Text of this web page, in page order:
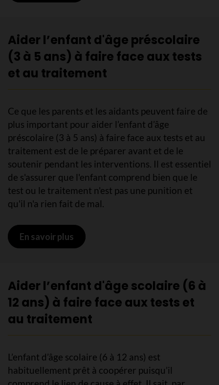
Aider l’enfant d'âge préscolaire
(3 à 5 ans) à faire face aux tests
et au traitement
Ce que les parents et les aidants peuvent faire de
plus important pour aider l’enfant d’âge
préscolaire (3 à 5 ans) à faire face aux tests et au
traitement est de le préparer avant et de le
soutenir pendant les interventions. Il est essentiel
de s'assurer que l'enfant comprend bien que le
test ou le traitement n'est pas une punition et
qu'il n'a rien fait de mal.
En savoir plus sur Aider l’enfant d'âge
Aider l’enfant d'âge scolaire (6 à
12 ans) à faire face aux tests et
au traitement
L’enfant d’âge scolaire (6 à 12 ans) est
habituellement prêt à coopérer puisqu’il